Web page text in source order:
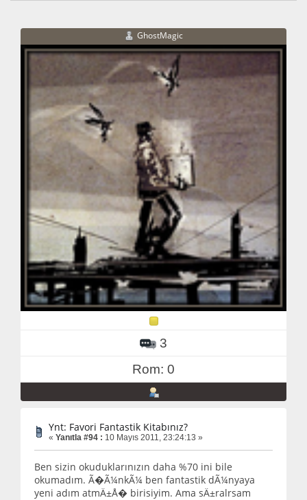
GhostMagic
3
Rom: 0
Ynt: Favori Fantastik Kitabınız?
« Yanıtla #94 : 10 Mayıs 2011, 23:24:13 »
Ben sizin okuduklarınızın daha %70 ini bile
okumadım. Ã�Ã¼nkÃ¼ ben fantastik dÃ¼nyaya
yeni adım atmÄ±Å� birisiyim. Ama sÄ±ralrsam